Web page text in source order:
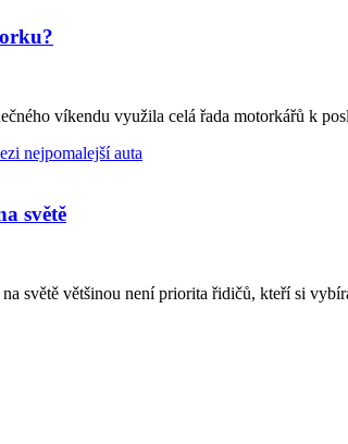
víkendu využila celá řada motorkářů k
světě
světě většinou není priorita řidičů, kteří si